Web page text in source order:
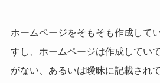
ホームページをそもそも作成して
すし、ホームページは作成してい
がない、あるいは曖昧に記載され